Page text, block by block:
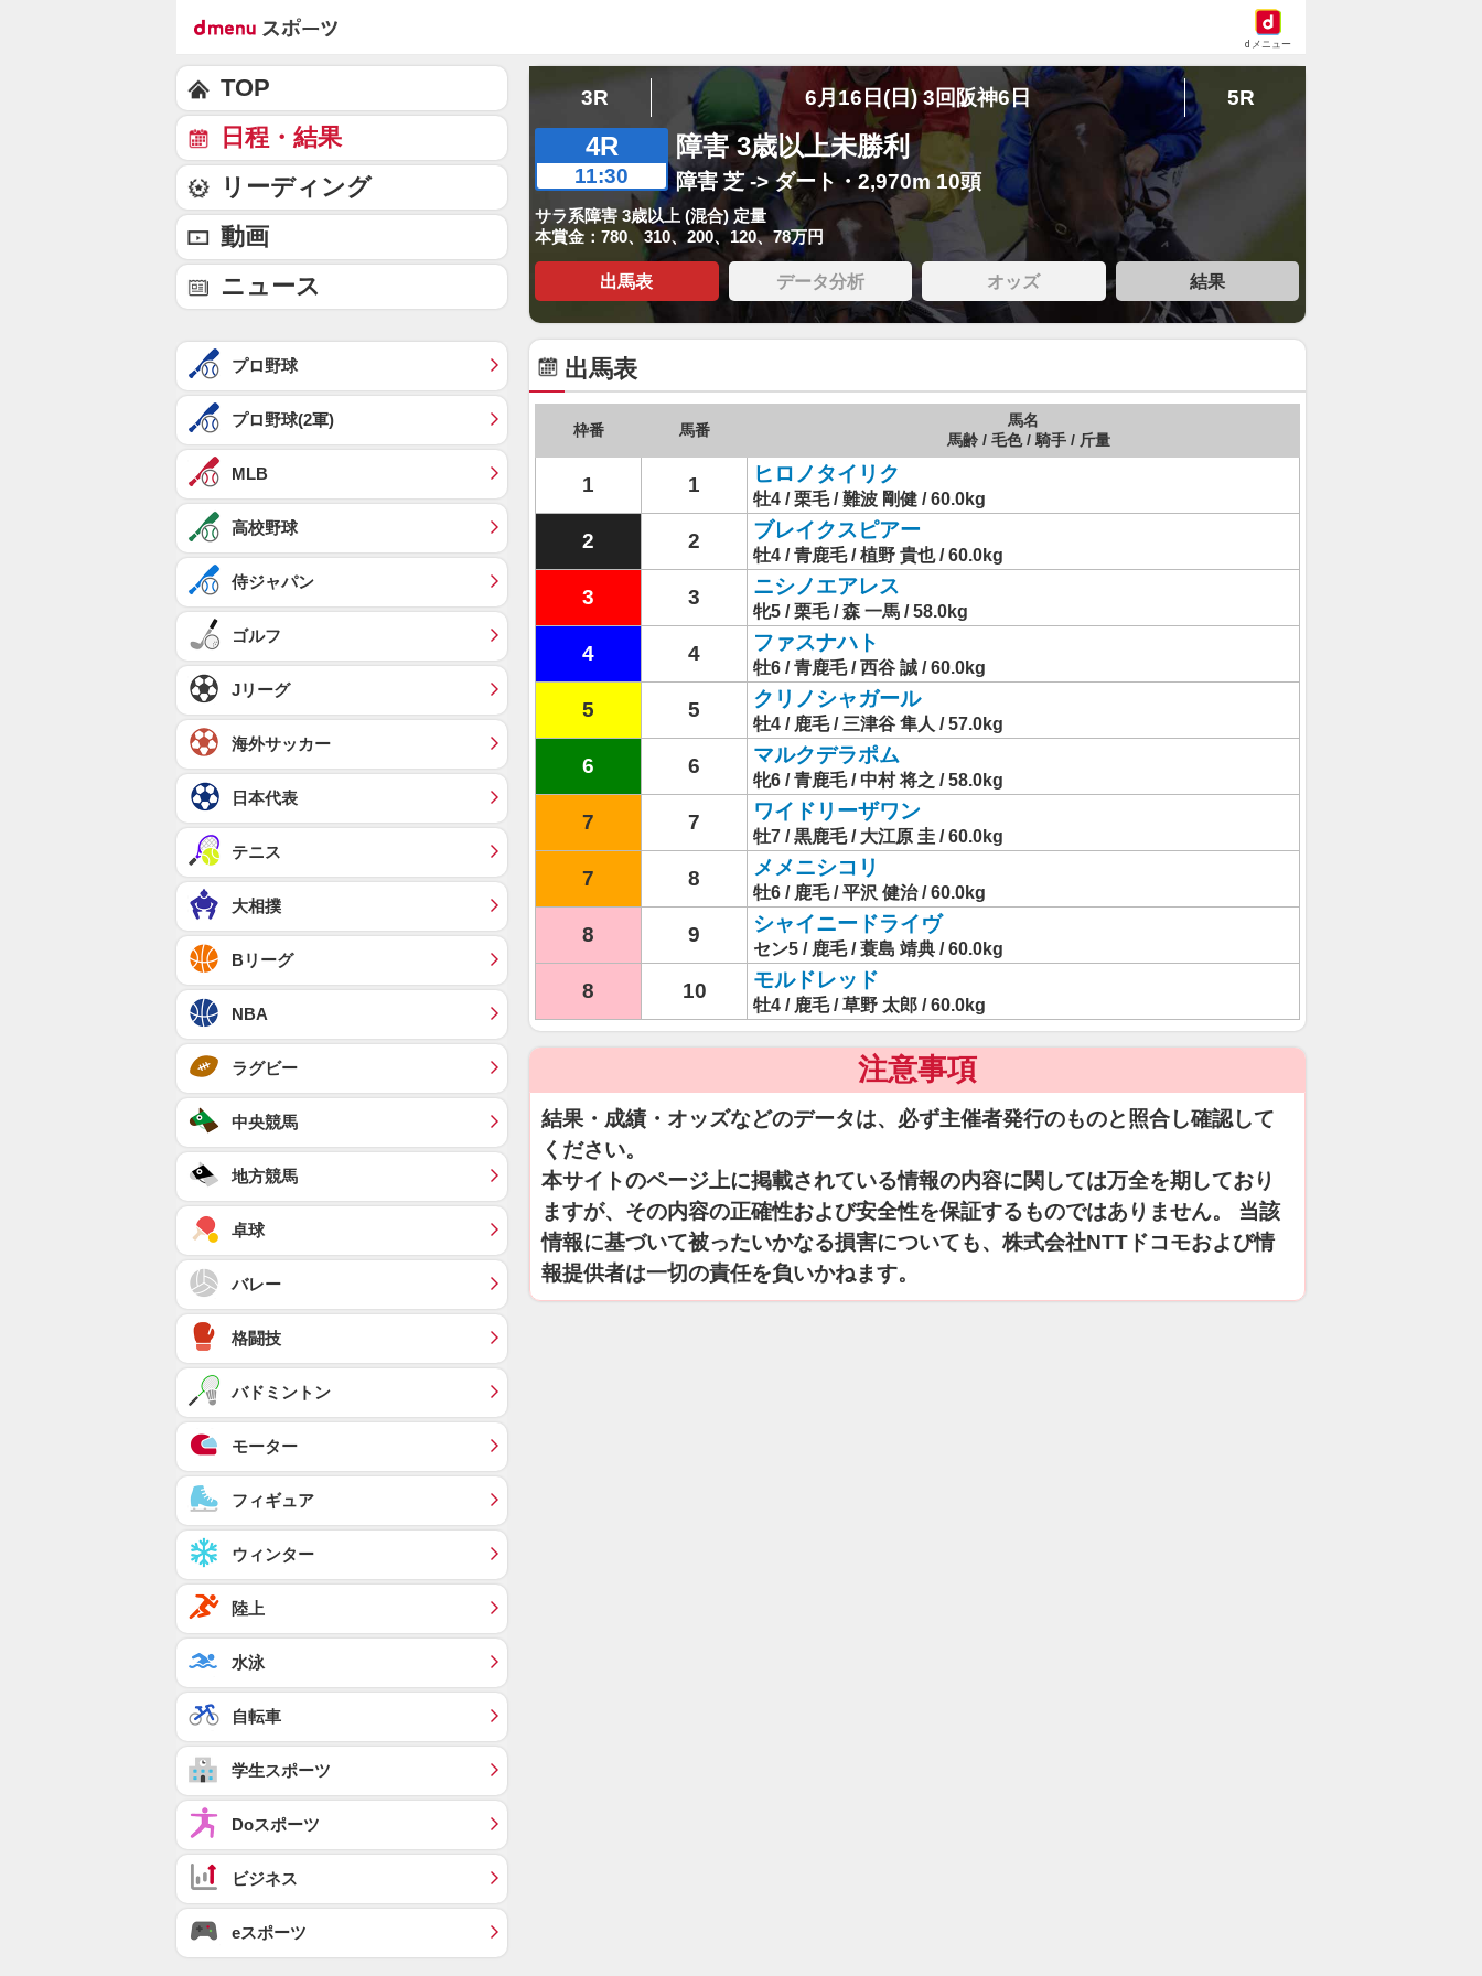
dメニュー
3R 6月16日(日) 3回阪神6日 5R
4R
11:30
障害 3歳以上未勝利
障害 芝 -> ダート・2,970m 10頭
サラ系障害 3歳以上 (混合) 定量
本賞金：780、310、200、120、78万円
出馬表 データ分析 オッズ 結果
出馬表
枠番 馬番
馬名
馬齢 / 毛色 / 騎手 / 斤量
1 1 ヒロノタイリク
牡4 / 栗毛 / 難波 剛健 / 60.0kg
2 2 ブレイクスピアー
牡4 / 青鹿毛 / 植野 貴也 / 60.0kg
3 3 ニシノエアレス
牝5 / 栗毛 / 森 一馬 / 58.0kg
4 4 ファスナハト
牡6 / 青鹿毛 / 西谷 誠 / 60.0kg
5 5 クリノシャガール
牡4 / 鹿毛 / 三津谷 隼人 / 57.0kg
6 6 マルクデラポム
牝6 / 青鹿毛 / 中村 将之 / 58.0kg
7 7 ワイドリーザワン
牡7 / 黒鹿毛 / 大江原 圭 / 60.0kg
7 8 メメニシコリ
牡6 / 鹿毛 / 平沢 健治 / 60.0kg
8 9 シャイニードライヴ
セン5 / 鹿毛 / 蓑島 靖典 / 60.0kg
8 10 モルドレッド
牡4 / 鹿毛 / 草野 太郎 / 60.0kg
注意事項
結果・成績・オッズなどのデータは、必ず主催者発行のものと照合し確認して
ください。
本サイトのページ上に掲載されている情報の内容に関しては万全を期しており
ますが、その内容の正確性および安全性を保証するものではありません。 当該
情報に基づいて被ったいかなる損害についても、株式会社NTTドコモおよび情
報提供者は一切の責任を負いかねます。
TOP
日程・結果
リーディング
動画
ニュース
プロ野球
プロ野球(2軍)
MLB
高校野球
侍ジャパン
ゴルフ
Jリーグ
海外サッカー
日本代表
テニス
大相撲
Bリーグ
NBA
ラグビー
中央競馬
地方競馬
卓球
バレー
格闘技
バドミントン
モーター
フィギュア
ウィンター
陸上
水泳
自転車
学生スポーツ
Doスポーツ
ビジネス
eスポーツ